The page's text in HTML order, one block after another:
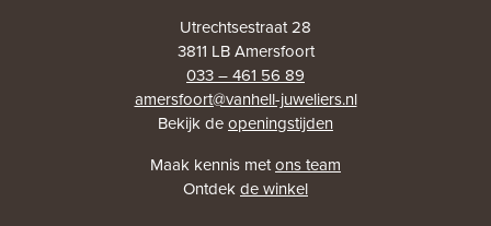
Utrechtsestraat 28
3811 LB Amersfoort
033 – 461 56 89
amersfoort@vanhell-juweliers.nl
Bekijk deopeningstijden
Maak kennis metons team
Ontdekde winkel